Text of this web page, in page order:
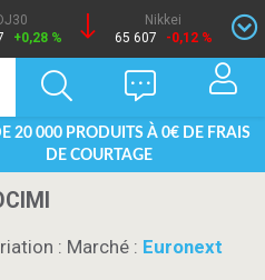
+0,28 %
Nikkei
65 607
-0,12 %
20 000 PRODUITS À 0€ DE FRAIS
DE COURTAGE
: Marché : Euronext